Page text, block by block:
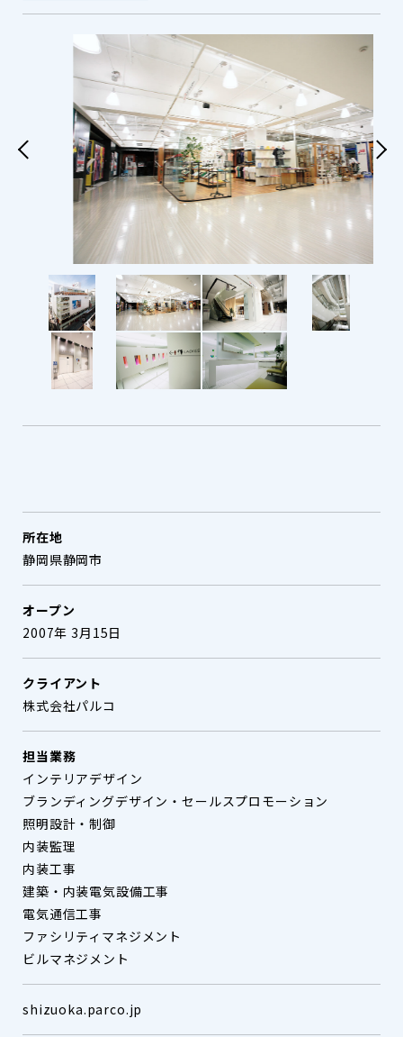
所在地
静岡県静岡市
オープン
2007年 3月15日
クライアント
株式会社パルコ
担当業務
インテリアデザイン
ブランディングデザイン・セールスプロモーション
照明設計・制御
内装監理
内装工事
建築・内装電気設備工事
電気通信工事
ファシリティマネジメント
ビルマネジメント
shizuoka.parco.jp